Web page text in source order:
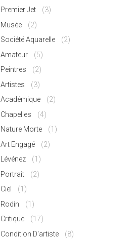
Premier Jet
(3)
Musée
(2)
Société Aquarelle
(2)
Amateur
(5)
Peintres
(2)
Artistes
(3)
Académique
(2)
Chapelles
(4)
Nature Morte
(1)
Art Engagé
(2)
Lévénez
(1)
Portrait
(2)
Ciel
(1)
Rodin
(1)
Critique
(17)
Condition D'artiste
(8)